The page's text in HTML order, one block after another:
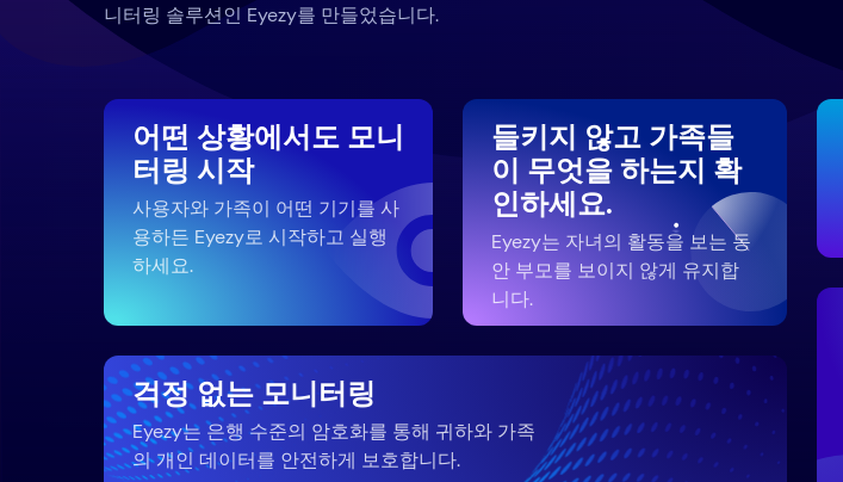
니터링 솔루션인 Eyezy를 만들었습니다.
어떤 상황에서도 모니
터링 시작
사용자와 가족이 어떤 기기를 사
용하든 Eyezy로 시작하고 실행
하세요.
들키지 않고 가족들
이 무엇을 하는지 확
인하세요.
Eyezy는 자녀의 활동을 보는 동
안 부모를 보이지 않게 유지합
니다.
걱정 없는 모니터링
Eyezy는 은행 수준의 암호화를 통해 귀하와 가족
의 개인 데이터를 안전하게 보호합니다.